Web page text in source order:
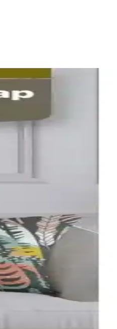
tamamlayın.
sağlar.
kolay temizlenebilir özellikleriyle